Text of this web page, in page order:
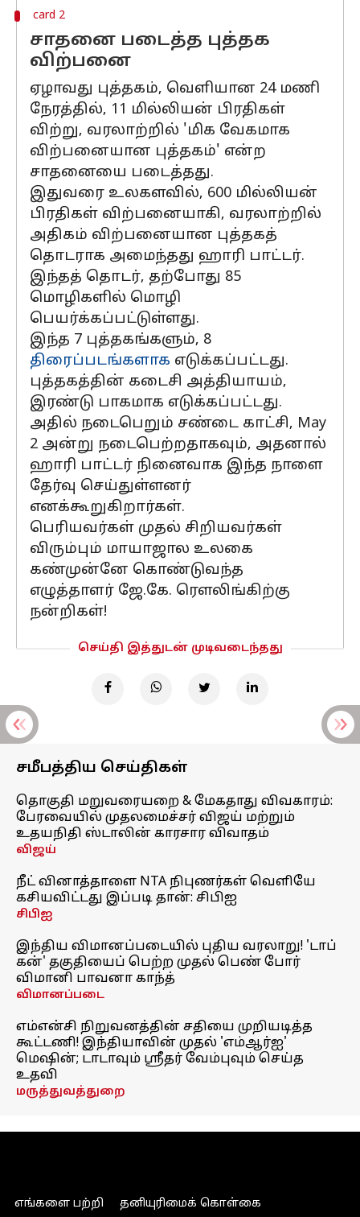
card 2
சாதனை படைத்த புத்தக
விற்பனை
ஏழாவது புத்தகம், வெளியான 24 மணி
நேரத்தில், 11 மில்லியன் பிரதிகள்
விற்று, வரலாற்றில் 'மிக வேகமாக
விற்பனையான புத்தகம்' என்ற
சாதனையை படைத்தது.
இதுவரை உலகளவில், 600 மில்லியன்
பிரதிகள் விற்பனையாகி, வரலாற்றில்
அதிகம் விற்பனையான புத்தகத்
தொடராக அமைந்தது ஹாரி பாட்டர்.
இந்தத் தொடர், தற்போது 85
மொழிகளில் மொழி
பெயர்க்கப்பட்டுள்ளது.
இந்த 7 புத்தகங்களும், 8
திரைப்படங்களாக எடுக்கப்பட்டது.
புத்தகத்தின் கடைசி அத்தியாயம்,
இரண்டு பாகமாக எடுக்கப்பட்டது.
அதில் நடைபெறும் சண்டை காட்சி, May
2 அன்று நடைபெற்றதாகவும், அதனால்
ஹாரி பாட்டர் நினைவாக இந்த நாளை
தேர்வு செய்துள்ளனர்
எனக்கூறுகிறார்கள்.
பெரியவர்கள் முதல் சிறியவர்கள்
விரும்பும் மாயாஜால உலகை
கண்முன்னே கொண்டுவந்த
எழுத்தாளர் ஜே.கே. ரௌலிங்கிற்கு
நன்றிகள்!
செய்தி இத்துடன் முடிவடைந்தது
சமீபத்திய செய்திகள்
தொகுதி மறுவரையறை & மேகதாது விவகாரம்:
பேரவையில் முதலமைச்சர் விஜய் மற்றும்
உதயநிதி ஸ்டாலின் காரசார விவாதம்
விஜய்
நீட் வினாத்தாளை NTA நிபுணர்கள் வெளியே
கசியவிட்டது இப்படி தான்: சிபிஐ
சிபிஐ
இந்திய விமானப்படையில் புதிய வரலாறு! 'டாப்
கன்' தகுதியைப் பெற்ற முதல் பெண் போர்
விமானி பாவனா காந்த்
விமானப்படை
எம்என்சி நிறுவனத்தின் சதியை முறியடித்த
கூட்டணி! இந்தியாவின் முதல் 'எம்ஆர்ஐ'
மெஷின்; டாடாவும் ஸ்ரீதர் வேம்புவும் செய்த
உதவி
மருத்துவத்துறை
எங்களை பற்றி தனியுரிமைக் கொள்கை